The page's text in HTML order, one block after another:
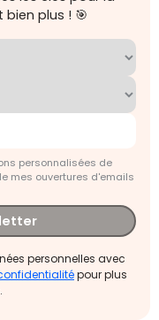
plus ! 🎯
personnalisées de
mes ouvertures d'emails
personnelles avec
pour plus